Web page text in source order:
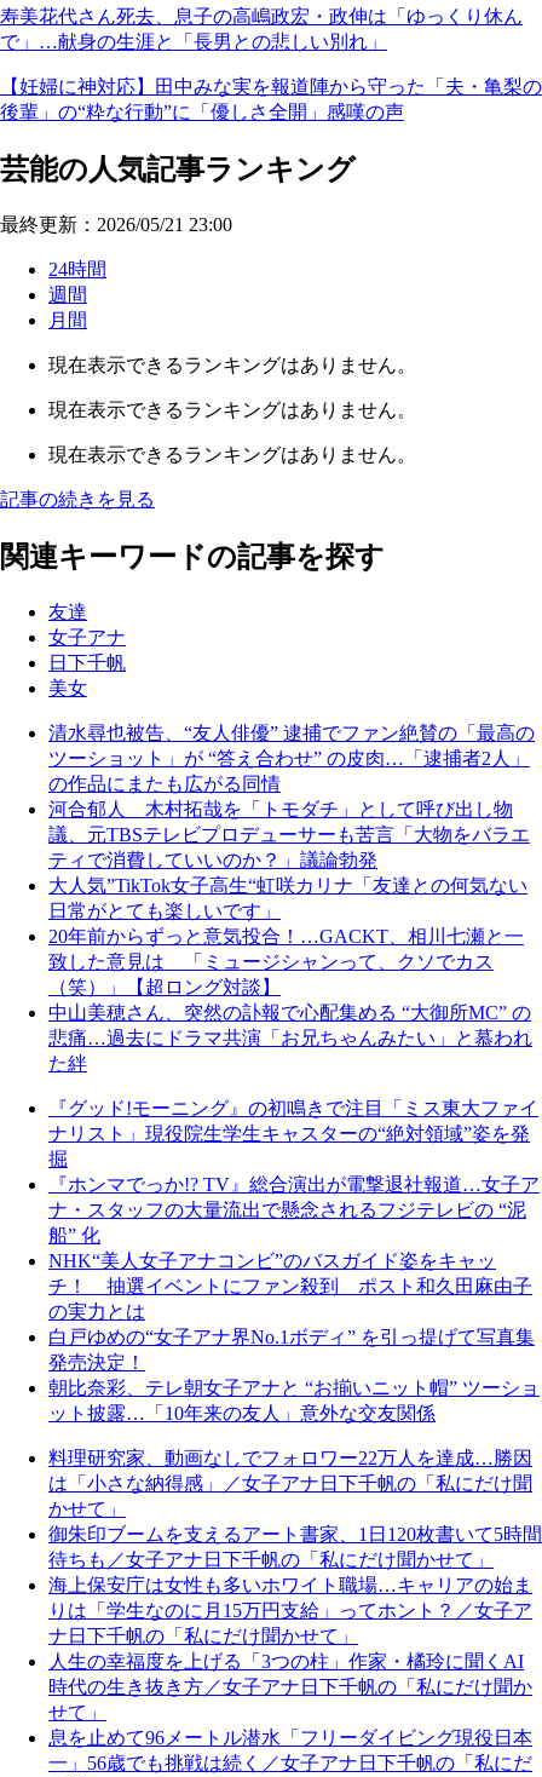
寿美花代さん死去、息子の高嶋政宏・政伸は「ゆっくり休ん
で」…献身の生涯と「長男との悲しい別れ」
【妊婦に神対応】田中みな実を報道陣から守った「夫・亀梨の
後輩」の“粋な行動”に「優しさ全開」感嘆の声
芸能の人気記事ランキング
最終更新：2026/05/21 23:00
24時間
週間
月間
現在表示できるランキングはありません。
現在表示できるランキングはありません。
現在表示できるランキングはありません。
記事の続きを見る
関連キーワードの記事を探す
友達
女子アナ
日下千帆
美女
清水尋也被告、“友人俳優” 逮捕でファン絶賛の「最高の
ツーショット」が “答え合わせ” の皮肉…「逮捕者2人」
の作品にまたも広がる同情
河合郁人 木村拓哉を「トモダチ」として呼び出し物
議、元TBSテレビプロデューサーも苦言「大物をバラエ
ティで消費していいのか？」議論勃発
大人気”TikTok女子高生“虹咲カリナ「友達との何気ない
日常がとても楽しいです」
20年前からずっと意気投合！…GACKT、相川七瀬と一
致した意見は 「ミュージシャンって、クソでカス
（笑）」【超ロング対談】
中山美穂さん、突然の訃報で心配集める “大御所MC” の
悲痛…過去にドラマ共演「お兄ちゃんみたい」と慕われ
た絆
『グッド!モーニング』の初鳴きで注目「ミス東大ファイ
ナリスト」現役院生学生キャスターの“絶対領域”姿を発
掘
『ホンマでっか!? TV』総合演出が電撃退社報道…女子ア
ナ・スタッフの大量流出で懸念されるフジテレビの “泥
船” 化
NHK“美人女子アナコンビ”のバスガイド姿をキャッ
チ！ 抽選イベントにファン殺到 ポスト和久田麻由子
の実力とは
白戸ゆめの“女子アナ界No.1ボディ” を引っ提げて写真集
発売決定！
朝比奈彩、テレ朝女子アナと “お揃いニット帽” ツーショ
ット披露…「10年来の友人」意外な交友関係
料理研究家、動画なしでフォロワー22万人を達成…勝因
は「小さな納得感」／女子アナ日下千帆の「私にだけ聞
かせて」
御朱印ブームを支えるアート書家、1日120枚書いて5時間
待ちも／女子アナ日下千帆の「私にだけ聞かせて」
海上保安庁は女性も多いホワイト職場…キャリアの始ま
りは「学生なのに月15万円支給」ってホント？／女子ア
ナ日下千帆の「私にだけ聞かせて」
人生の幸福度を上げる「3つの柱」作家・橘玲に聞くAI
時代の生き抜き方／女子アナ日下千帆の「私にだけ聞か
せて」
息を止めて96メートル潜水「フリーダイビング現役日本
一」56歳でも挑戦は続く／女子アナ日下千帆の「私にだ